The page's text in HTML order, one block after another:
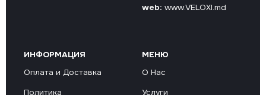
web: www.VELOXI.md
ИНФОРМАЦИЯ
Оплата и Доставка
Политика
МЕНЮ
О Нас
Услуги